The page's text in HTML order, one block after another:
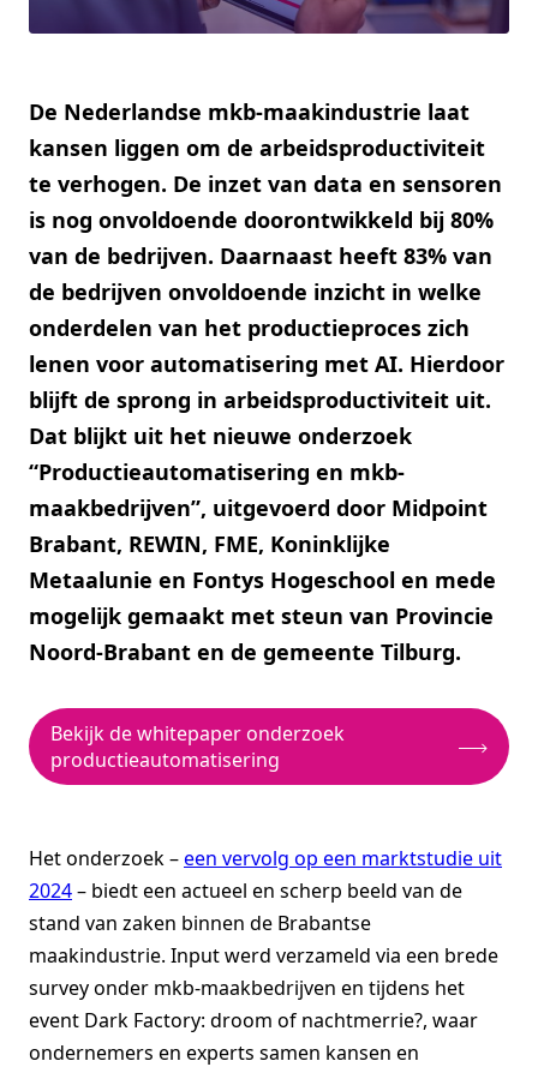
De Nederlandse mkb-maakindustrie laat
kansen liggen om de arbeidsproductiviteit
te verhogen. De inzet van data en sensoren
is nog onvoldoende doorontwikkeld bij 80%
van de bedrijven. Daarnaast heeft 83% van
de bedrijven onvoldoende inzicht in welke
onderdelen van het productieproces zich
lenen voor automatisering met AI. Hierdoor
blijft de sprong in arbeidsproductiviteit uit.
Dat blijkt uit het nieuwe onderzoek
“Productieautomatisering en mkb-
maakbedrijven”, uitgevoerd door Midpoint
Brabant, REWIN, FME, Koninklijke
Metaalunie en Fontys Hogeschool en mede
mogelijk gemaakt met steun van Provincie
Noord-Brabant en de gemeente Tilburg.
Bekijk de whitepaper onderzoek
productieautomatisering
Het onderzoek –een vervolg op een marktstudie uit
2024– biedt een actueel en scherp beeld van de
stand van zaken binnen de Brabantse
maakindustrie. Input werd verzameld via een brede
survey onder mkb-maakbedrijven en tijdens het
event Dark Factory: droom of nachtmerrie?, waar
ondernemers en experts samen kansen en